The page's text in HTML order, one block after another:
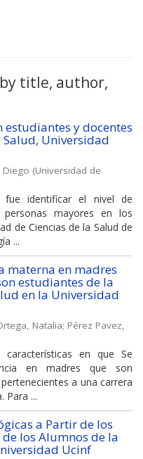
title, author,
estudiantes y docentes
Salud, Universidad
Diego (Universidad de
fue identificar el nivel de
mayores en los
de Ciencias de la Salud de
...
materna en madres
estudiantes de la
en la Universidad
Natalia; Pérez Pavez,
en que Se
en madres que son
a una carrera
Para ...
a Partir de los
los Alumnos de la
Ucinf